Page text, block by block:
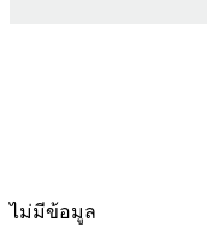
ไม่มีข้อมูล